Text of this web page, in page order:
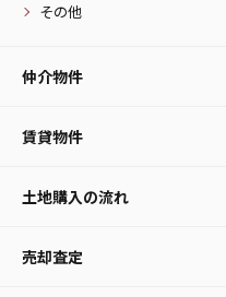
その他
仲介物件
賃貸物件
土地購入の流れ
売却査定